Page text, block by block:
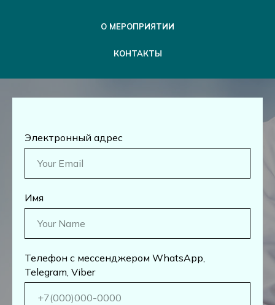
О МЕРОПРИЯТИИ
КОНТАКТЫ
Электронный адрес
Имя
Телефон с мессенджером WhatsApp,
Telegram, Viber